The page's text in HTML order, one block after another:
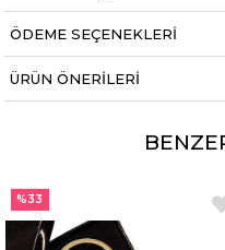
ÖDEME SEÇENEKLERI
ÜRÜN ÖNERILERI
%33